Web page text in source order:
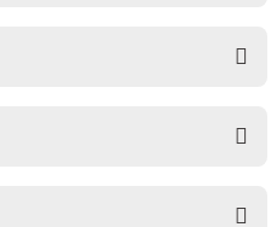
formunu kullanarak tarafımıza